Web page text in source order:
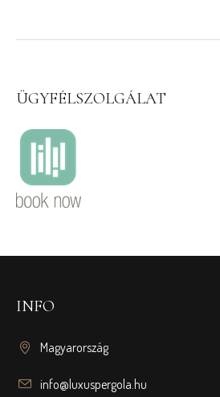
ÜGYFÉLSZOLGÁLAT
INFO
Magyarország
info@luxuspergola.hu